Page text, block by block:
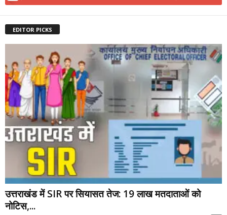
EDITOR PICKS
उत्तराखंड में SIR पर सियासत तेज: 19 लाख मतदाताओं को
नोटिस,...